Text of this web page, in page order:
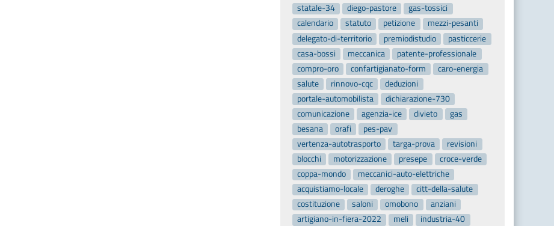
statale-34
diego-pastore
gas-tossici
calendario
statuto petizione
mezzi-pesanti
delegato-di-territorio
premiodistudio
pasticcerie
casa-bossi
meccanica
patente-professionale
compro-oro
confartigianato-form
caro-energia
salute
rinnovo-cqc
deduzioni
portale-automobilista
dichiarazione-730
comunicazione
agenzia-ice divieto
gas
besana
orafi
pes-pav
vertenza-autotrasporto
targa-prova
revisioni
blocchi
motorizzazione presepe
croce-verde
coppa-mondo
meccanici-auto-elettriche
acquistiamo-locale
deroghe
citt-della-salute
costituzione
saloni omobono
anziani
artigiano-in-fiera-2022
meli
industria-40